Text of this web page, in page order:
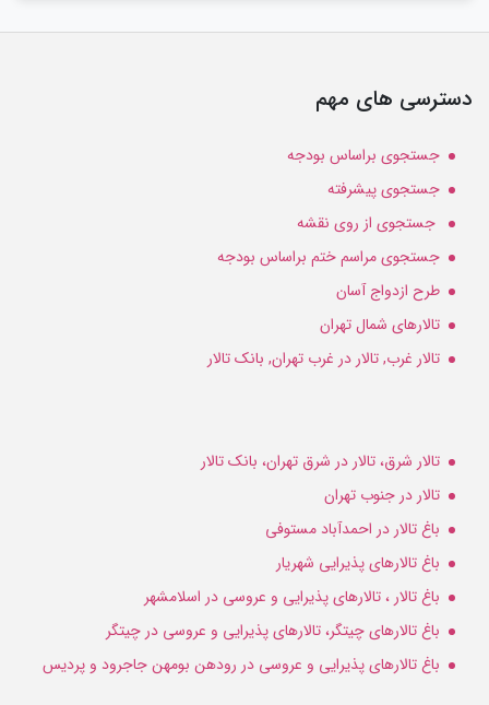
دسترسی های مهم
جستجوی براساس بودجه
جستجوی پیشرفته
جستجوی از روی نقشه
جستجوی مراسم ختم براساس بودجه
طرح ازدواج آسان
تالارهای شمال تهران
تالار غرب, تالار در غرب تهران, بانک تالار
تالار شرق، تالار در شرق تهران، بانک تالار
تالار در جنوب تهران
باغ تالار در احمدآباد مستوفی
باغ تالارهای پذیرایی شهریار
باغ تالار ، تالارهای پذیرایی و عروسی در اسلامشهر
باغ تالارهای چیتگر، تالارهای پذیرایی و عروسی در چیتگر
باغ تالارهای پذیرایی و عروسی در رودهن بومهن جاجرود و پردیس